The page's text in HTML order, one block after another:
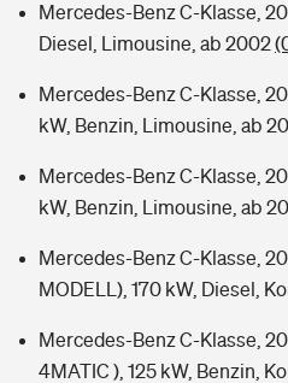
Mercedes-Benz C-Klasse,
Diesel, Limousine, ab 2002
Mercedes-Benz C-Klasse,
kW, Benzin, Limousine, ab
Mercedes-Benz C-Klasse,
kW, Benzin, Limousine, ab
Mercedes-Benz C-Klasse,
MODELL), 170 kW, Diesel,
Mercedes-Benz C-Klasse,
4MATIC ), 125 kW, Benzin,